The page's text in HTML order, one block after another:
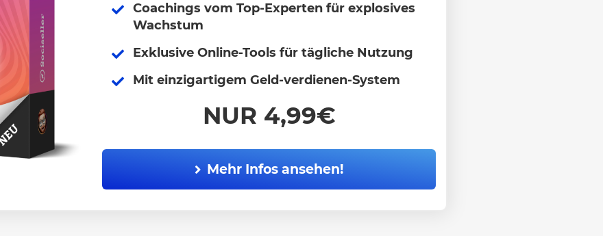
Coachings vom Top-Experten für explosives
Wachstum
Exklusive Online-Tools für tägliche Nutzung
Mit einzigartigem Geld-verdienen-System
NUR 4,99€
Mehr Infos ansehen!